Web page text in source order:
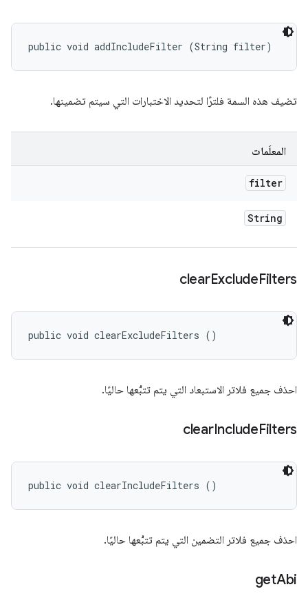
public void addIncludeFilter (String filter)
تضيف هذه السمة فلترًا لتحديد الاختبارات التي سيتم تضمينها.
المعلَمات
filter
String
clearExcludeFilters
public void clearExcludeFilters ()
احذف جميع فلاتر الاستبعاد التي يتم تتبُّعها حاليًا.
clearIncludeFilters
public void clearIncludeFilters ()
احذف جميع فلاتر التضمين التي يتم تتبُّعها حاليًا.
getAbi